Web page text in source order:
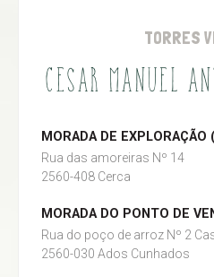
TORRES
CESAR MANUEL
MORADA DE EXPLORAÇÃO
Rua das amoreiras Nº 14
2560-408 Cerca
MORADA DO PONTO DE
Rua do poço de arroz Nº 2
2560-030 Ados Cunhados